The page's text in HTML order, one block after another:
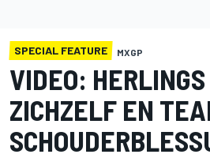
SPECIAL FEATURE MXGP
VIDEO:
ZICHZELF EN